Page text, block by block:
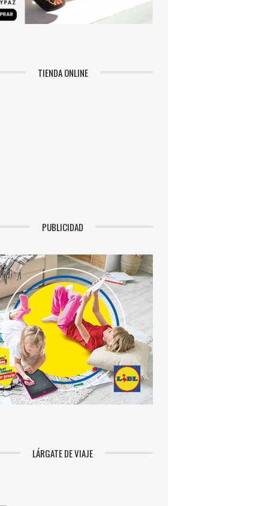
TIENDA ONLINE
PUBLICIDAD
LÁRGATE DE VIAJE